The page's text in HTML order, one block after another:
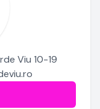
Viu 10-19